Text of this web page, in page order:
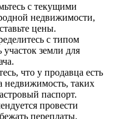
с текущими
недвижимости,
цены.
с типом
земли для
что у продавца есть
недвижимость, таких
паспорт.
провести
переплаты.